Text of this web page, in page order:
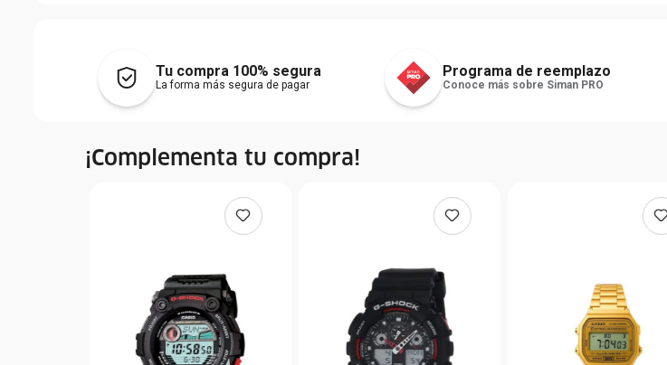
Tu compra 100% segura
La forma más segura de pagar
Programa de reemplazo
Conoce más sobre Siman PRO
¡Complementa tu compra!